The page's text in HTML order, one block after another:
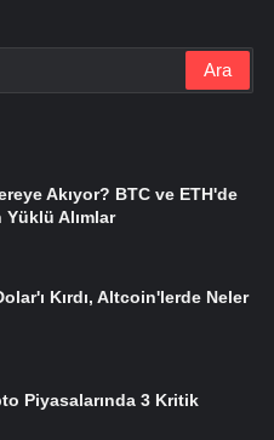
Akıyor? BTC ve ETH'de
Yüklü Alımlar
Kırdı, Altcoin'lerde Neler
Piyasalarında 3 Kritik